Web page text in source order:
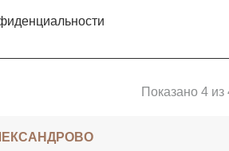
Показано 4 из